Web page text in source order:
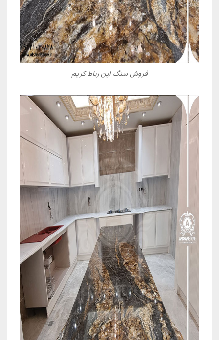
فروش سنگ اپن رباط کریم